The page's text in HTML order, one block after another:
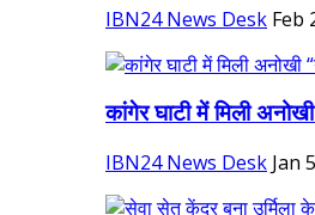
IBN24 News Desk Feb
कांगेर घाटी में मिली
IBN24 News Desk Jan